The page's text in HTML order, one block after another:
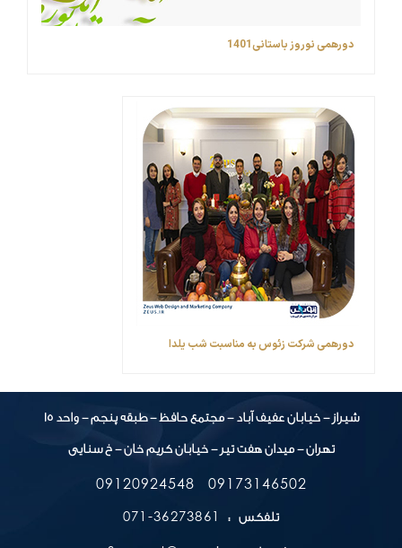
دورهمی نوروز باستانی1401
دورهمی شرکت زئوس به مناسبت شب یلدا
شیراز - خیابان عفیف آباد - مجتمع حافظ - طبقه پنجم - واحد 15
تهران - میدان هفت تیر - خیابان کریم خان - خ سنایی
09120924548 09173146502
تلفکس :
36273861-071